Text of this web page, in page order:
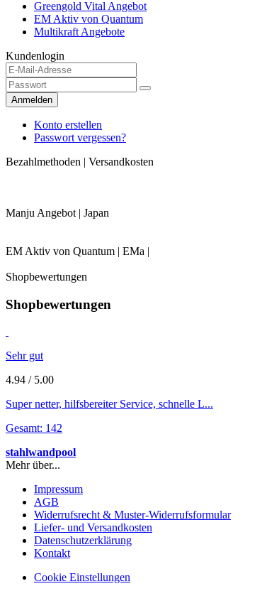
Greengold Vital Angebot
EM Aktiv von Quantum
Multikraft Angebote
Kundenlogin
Anmelden
Konto erstellen
Passwort vergessen?
Bezahlmethoden | Versandkosten
Manju Angebot | Japan
EM Aktiv von Quantum | EMa |
Shopbewertungen
Shopbewertungen
Sehr gut
4.94 / 5.00
Super netter, hilfsbereiter Service, schnelle L...
Gesamt: 142
stahlwandpool
Mehr über...
Impressum
AGB
Widerrufsrecht & Muster-Widerrufsformular
Liefer- und Versandkosten
Datenschutzerklärung
Kontakt
Cookie Einstellungen